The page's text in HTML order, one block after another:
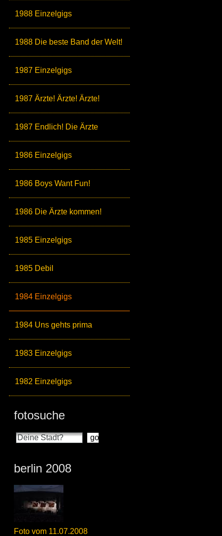
1988 Einzelgigs
1988 Die beste Band der Welt!
1987 Einzelgigs
1987 Ärzte! Ärzte! Ärzte!
1987 Endlich! Die Ärzte
1986 Einzelgigs
1986 Boys Want Fun!
1986 Die Ärzte kommen!
1985 Einzelgigs
1985 Debil
1984 Einzelgigs
1984 Uns gehts prima
1983 Einzelgigs
1982 Einzelgigs
fotosuche
berlin 2008
Foto vom 11.07.2008